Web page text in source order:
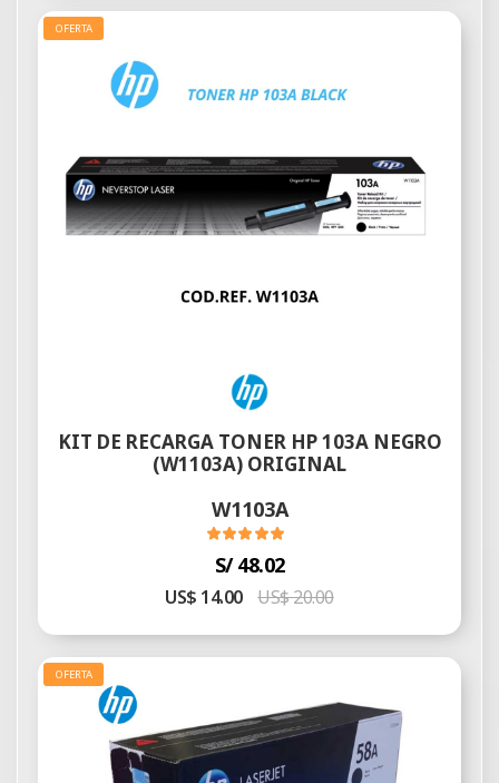
OFERTA
KIT DE RECARGA TONER HP 103A NEGRO
(W1103A) ORIGINAL
W1103A
S/ 48.02
US$ 14.00 US$ 20.00
OFERTA